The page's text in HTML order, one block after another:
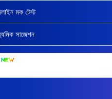
মক টেস্ট
সাজেশন